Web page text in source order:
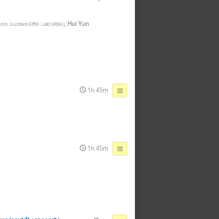
Gustave Eiffel - Lab'URBA), Hui Yun
1h 45m
1h 45m